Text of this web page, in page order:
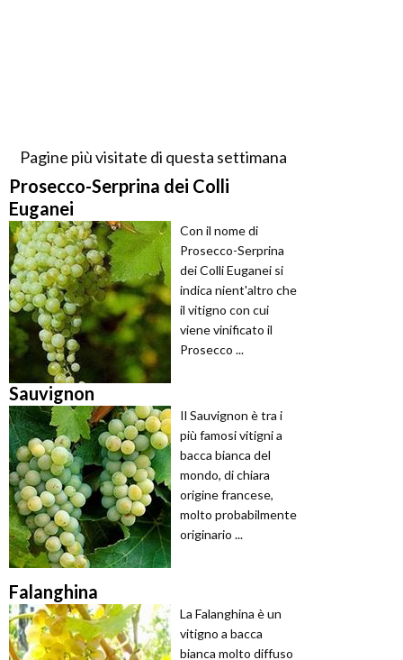
Pagine più visitate di questa settimana
Prosecco-Serprina dei Colli
Euganei
Con il nome di
Prosecco-Serprina
dei Colli Euganei si
indica nient'altro che
il vitigno con cui
viene vinificato il
Prosecco ...
Sauvignon
Il Sauvignon è tra i
più famosi vitigni a
bacca bianca del
mondo, di chiara
origine francese,
molto probabilmente
originario ...
Falanghina
La Falanghina è un
vitigno a bacca
bianca molto diffuso